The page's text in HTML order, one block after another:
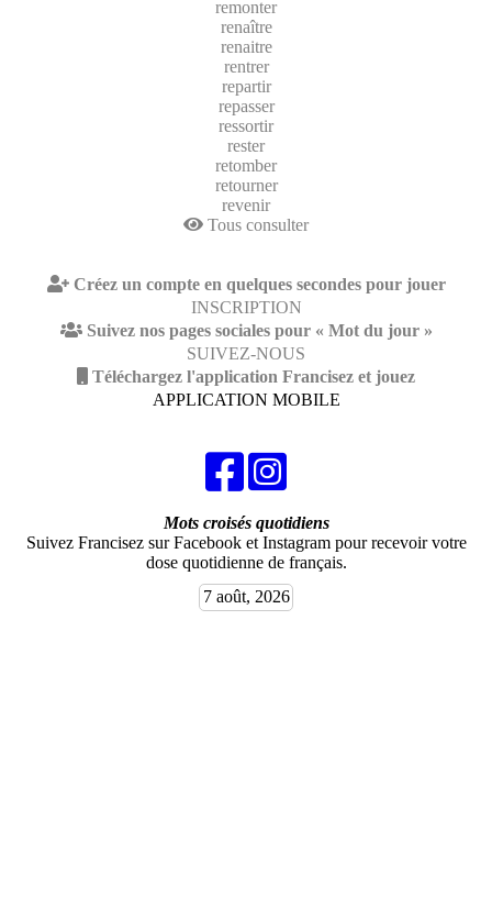
remonter
renaître
renaitre
rentrer
repartir
repasser
ressortir
rester
retomber
retourner
revenir
Tous consulter
Créez un compte en quelques secondes pour jouer
INSCRIPTION
Suivez nos pages sociales pour « Mot du jour »
SUIVEZ-NOUS
Téléchargez l'application Francisez et jouez
APPLICATION MOBILE
Mots croisés quotidiens
Suivez Francisez sur Facebook et Instagram pour recevoir votre
dose quotidienne de français.
7 août, 2026